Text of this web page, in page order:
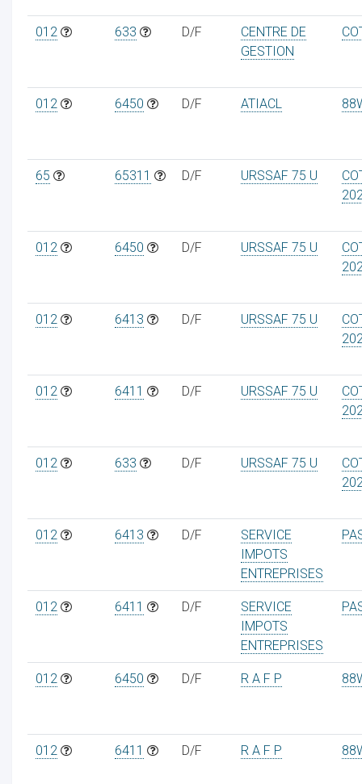
012 633 D/F
CENTRE DE
GESTION
012 6450 D/F ATIACL
65 65311 D/F URSSAF 75 U
012 6450 D/F URSSAF 75 U
012 6413 D/F URSSAF 75 U
012 6411 D/F URSSAF 75 U
012 633 D/F URSSAF 75 U
012 6413 D/F
SERVICE
IMPOTS
ENTREPRISES
012 6411 D/F
SERVICE
IMPOTS
ENTREPRISES
012 6450 D/F R A F P
012 6411 D/F R A F P